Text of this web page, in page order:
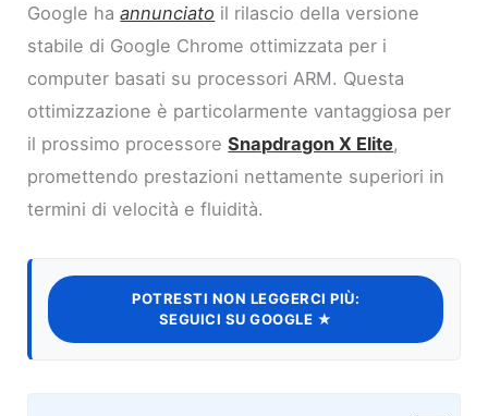
Google haannunciato il rilascio della versione
stabile di Google Chrome ottimizzata per i
computer basati su processori ARM. Questa
ottimizzazione è particolarmente vantaggiosa per
il prossimo processoreSnapdragon X Elite,
promettendo prestazioni nettamente superiori in
termini di velocità e fluidità.
POTRESTI NON LEGGERCI PIÙ:
SEGUICI SU GOOGLE ★